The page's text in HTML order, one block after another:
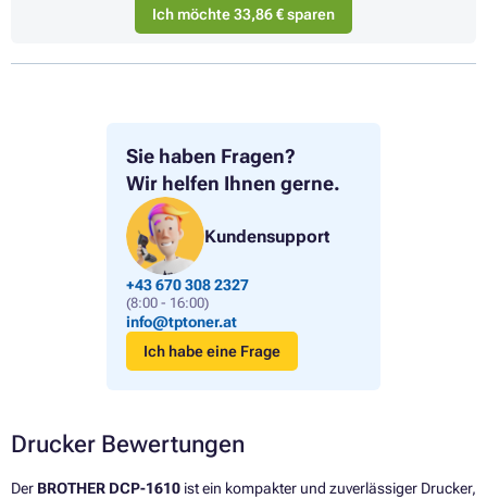
Sie haben Fragen?
Wir helfen Ihnen gerne.
Kundensupport
+43 670 308 2327
(8:00 - 16:00)
info@tptoner.at
Ich habe eine Frage
Ich möchte 33,86 € sparen
Drucker Bewertungen
Der BROTHER DCP-1610 ist ein kompakter und zuverlässiger Drucker,